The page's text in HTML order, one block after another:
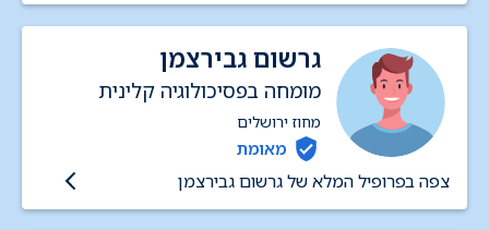
גרשום גבירצמן
מומחה בפסיכולוגיה קלינית
מחוז ירושלים
מאומת
צפה בפרופיל המלא של גרשום גבירצמן